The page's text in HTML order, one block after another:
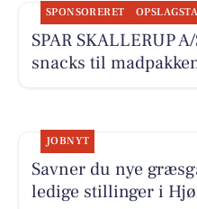
SPONSORERET
SPAR SKALLERUP
snacks til
JOBNYT
Savner du nye
ledige stillinger i